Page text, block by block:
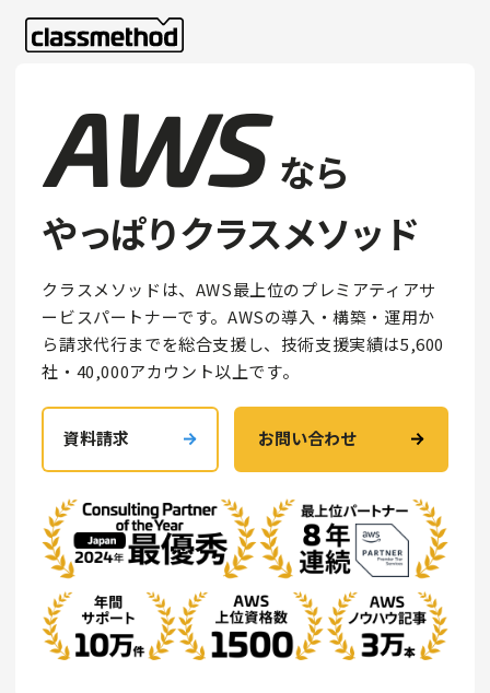
AWS なら
やっぱりクラスメソッド
クラスメソッドは、AWS最上位のプレミアティアサ
ービスパートナーです。AWSの導入・構築・運用か
ら請求代行までを総合支援し、技術支援実績は5,600
社・40,000アカウント以上です。
資料請求 お問い合わせ